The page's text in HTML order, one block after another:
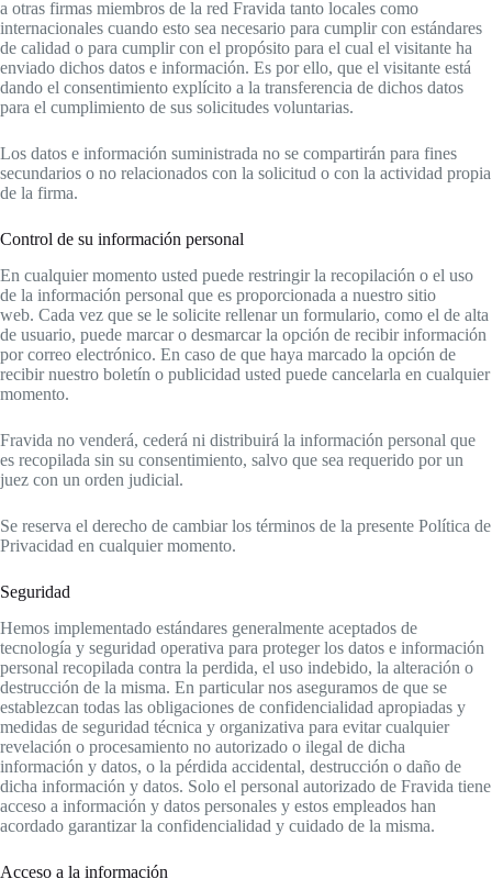
a otras firmas miembros de la red Fravida tanto locales como
internacionales cuando esto sea necesario para cumplir con estándares
de calidad o para cumplir con el propósito para el cual el visitante ha
enviado dichos datos e información. Es por ello, que el visitante está
dando el consentimiento explícito a la transferencia de dichos datos
para el cumplimiento de sus solicitudes voluntarias.
Los datos e información suministrada no se compartirán para fines
secundarios o no relacionados con la solicitud o con la actividad propia
de la firma.
Control de su información personal
En cualquier momento usted puede restringir la recopilación o el uso
de la información personal que es proporcionada a nuestro sitio
web. Cada vez que se le solicite rellenar un formulario, como el de alta
de usuario, puede marcar o desmarcar la opción de recibir información
por correo electrónico. En caso de que haya marcado la opción de
recibir nuestro boletín o publicidad usted puede cancelarla en cualquier
momento.
Fravida no venderá, cederá ni distribuirá la información personal que
es recopilada sin su consentimiento, salvo que sea requerido por un
juez con un orden judicial.
Se reserva el derecho de cambiar los términos de la presente Política de
Privacidad en cualquier momento.
Seguridad
Hemos implementado estándares generalmente aceptados de
tecnología y seguridad operativa para proteger los datos e información
personal recopilada contra la perdida, el uso indebido, la alteración o
destrucción de la misma. En particular nos aseguramos de que se
establezcan todas las obligaciones de confidencialidad apropiadas y
medidas de seguridad técnica y organizativa para evitar cualquier
revelación o procesamiento no autorizado o ilegal de dicha
información y datos, o la pérdida accidental, destrucción o daño de
dicha información y datos. Solo el personal autorizado de Fravida tiene
acceso a información y datos personales y estos empleados han
acordado garantizar la confidencialidad y cuidado de la misma.
Acceso a la información